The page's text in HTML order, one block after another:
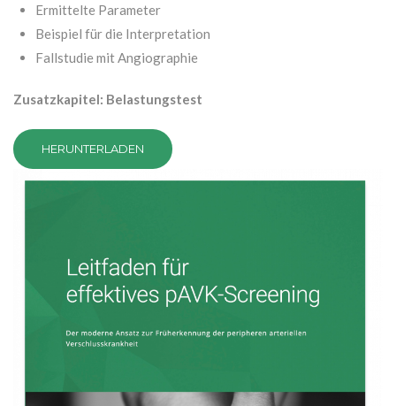
Ermittelte Parameter
Beispiel für die Interpretation
Fallstudie mit Angiographie
Zusatzkapitel: Belastungstest
HERUNTERLADEN